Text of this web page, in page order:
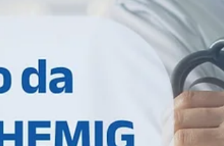
Congresso SOBRAMH
2025 reforça
protagonismo da
Medicina Hospitalar
no Brasil